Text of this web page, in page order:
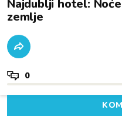
Najdublji hotel:
zemlje
0